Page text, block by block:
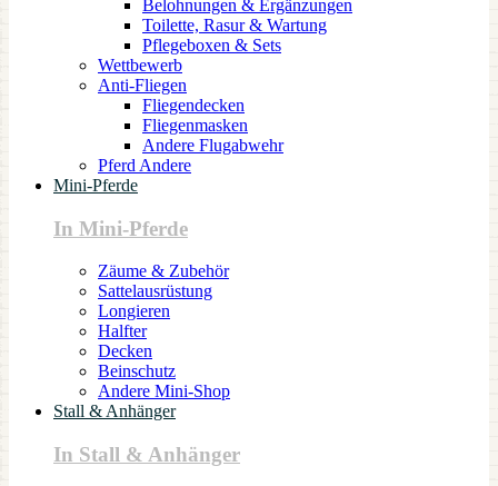
Belohnungen & Ergänzungen
Toilette, Rasur & Wartung
Pflegeboxen & Sets
Wettbewerb
Anti-Fliegen
Fliegendecken
Fliegenmasken
Andere Flugabwehr
Pferd Andere
Mini-Pferde
In Mini-Pferde
Zäume & Zubehör
Sattelausrüstung
Longieren
Halfter
Decken
Beinschutz
Andere Mini-Shop
Stall & Anhänger
In Stall & Anhänger